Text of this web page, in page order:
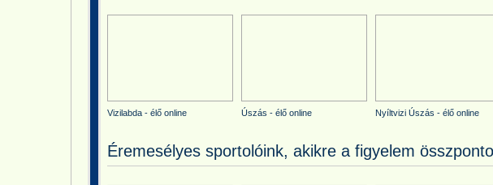
Vizilabda - élő online Úszás - élő online Nyíltvizi Úszás - élő online
Éremesélyes sportolóink, akikre a figyelem